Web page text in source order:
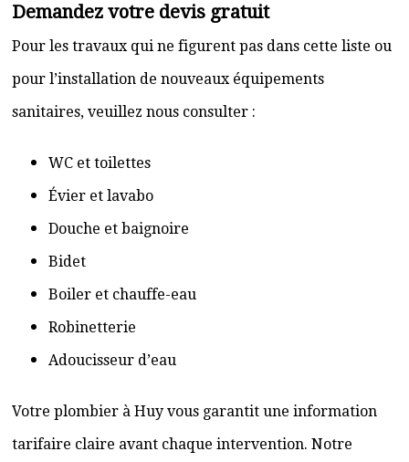
Demandez votre devis gratuit
Pour les travaux qui ne figurent pas dans cette liste ou
pour l’installation de nouveaux équipements
sanitaires, veuillez nous consulter :
WC et toilettes
Évier et lavabo
Douche et baignoire
Bidet
Boiler et chauffe-eau
Robinetterie
Adoucisseur d’eau
Votre plombier à Huy vous garantit une information
tarifaire claire avant chaque intervention. Notre